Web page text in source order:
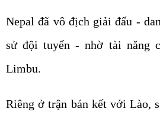
Nepal đã vô địch giải đấu -
sử đội tuyển - nhờ tài năng
Limbu.
Riêng ở trận bán kết với Lào,